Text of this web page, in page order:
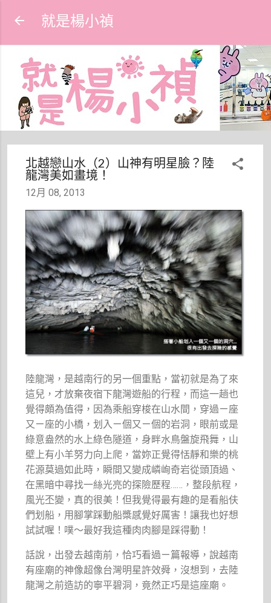
跳到主要內容
就是楊小禎
北越戀山水（2）山神有明星臉？陸
龍灣美如畫境！
12月 08, 2013
陸龍灣，是越南行的另一個重點，當初就是為了來
這兒，才放棄夜宿下龍灣遊船的行程，而這一趟也
覺得頗為值得，因為乘船穿梭在山水間，穿過ㄧ座
又ㄧ座的小橋，划入ㄧ個又ㄧ個的岩洞，眼前或是
綠意盎然的水上綠色隧道，身畔水鳥盤旋飛舞，山
壁上有小羊努力向上爬，當妳正覺得恬靜和樂的桃
花源莫過如此時，瞬間又變成嶙峋奇岩從頭頂過、
在黑暗中尋找一絲光亮的探險歷程……，整段航程，
風光丕變，真的很美！但我覺得最有趣的是看船伕
們划船，用腳掌踩動船槳感覺好厲害！讓我也好想
試試喔！噗～最好我這種肉肉腳是踩得動！
話說，出發去越南前，恰巧看過ㄧ篇報導，說越南
有座廟的神像超像台灣明星許效舜，沒想到，去陸
龍灣之前造訪的寧平碧洞，竟然正巧是這座廟。